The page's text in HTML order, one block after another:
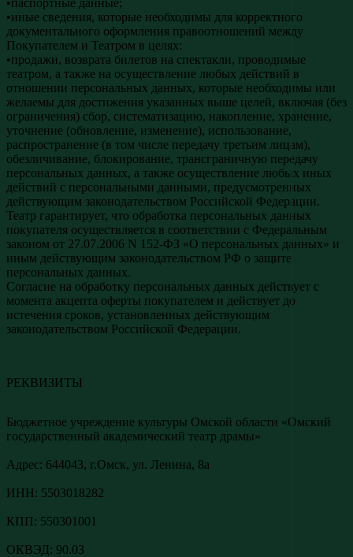
•иные сведения, которые необходимы для корректного
документального оформления правоотношений между
Покупателем и Театром в целях:
•продажи, возврата билетов на спектакли, проводимые
театром, а также на осуществление любых действий в
отношении персональных данных, которые необходимы или
желаемы для достижения указанных выше целей, включая (без
ограничения) сбор, систематизацию, накопление, хранение,
уточнение (обновление, изменение), использование,
распространение (в том числе передачу третьим лицам),
обезличивание, блокирование, трансграничную передачу
персональных данных, а также осуществление любых иных
действий с персональными данными, предусмотренных
действующим законодательством Российской Федерации.
Театр гарантирует, что обработка персональных данных
покупателя осуществляется в соответствии с Федеральным
законом от 27.07.2006 N 152-ФЗ «О персональных данных» и
иным действующим законодательством РФ о защите
персональных данных.
Согласие на обработку персональных данных действует с
момента акцепта оферты покупателем и действует до
истечения сроков, установленных действующим
законодательством Российской Федерации.
РЕКВИЗИТЫ
Бюджетное учреждение культуры Омской области «Омский
государственный академический театр драмы»
Адреc: 644043, г.Омск, ул. Ленина, 8а
ИНН: 5503018282
КПП: 550301001
ОКВЭД: 90.03